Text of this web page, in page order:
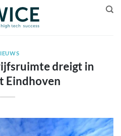
dreigt in
Eindhoven